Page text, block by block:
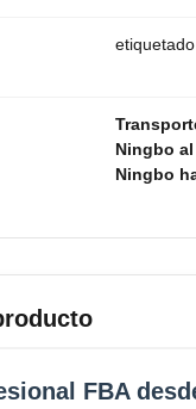
Ningbo
Ningbo
FBA